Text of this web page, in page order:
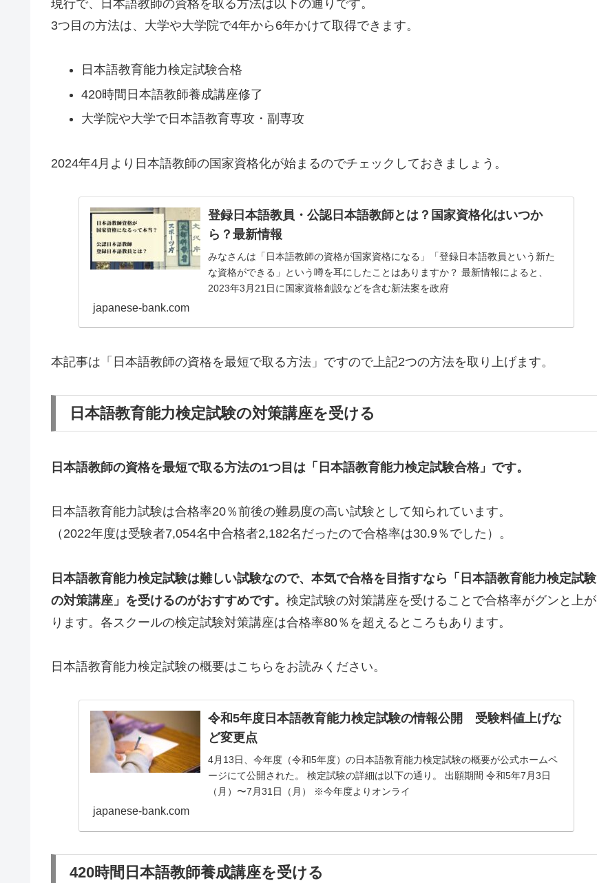
現行で、日本語教師の資格を取る方法は以下の通りです。
3つ目の方法は、大学や大学院で4年から6年かけて取得できます。
日本語教育能力検定試験合格
420時間日本語教師養成講座修了
大学院や大学で日本語教育専攻・副専攻
2024年4月より日本語教師の国家資格化が始まるのでチェックしておきましょう。
登録日本語教員・公認日本語教師とは？国家資格化はいつか
ら？最新情報
みなさんは「日本語教師の資格が国家資格になる」「登録日本語教員という新た
な資格ができる」という噂を耳にしたことはありますか？ 最新情報によると、
2023年3月21日に国家資格創設などを含む新法案を政府
japanese-bank.com
本記事は「日本語教師の資格を最短で取る方法」ですので上記2つの方法を取り上げます。
日本語教育能力検定試験の対策講座を受ける
日本語教師の資格を最短で取る方法の1つ目は「日本語教育能力検定試験合格」です。
日本語教育能力試験は合格率20％前後の難易度の高い試験として知られています。
（2022年度は受験者7,054名中合格者2,182名だったので合格率は30.9％でした）。
日本語教育能力検定試験は難しい試験なので、本気で合格を目指すなら「日本語教育能力検定試験
の対策講座」を受けるのがおすすめです。 検定試験の対策講座を受けることで合格率がグンと上が
ります。各スクールの検定試験対策講座は合格率80％を超えるところもあります。
日本語教育能力検定試験の概要はこちらをお読みください。
令和5年度日本語教育能力検定試験の情報公開 受験料値上げな
ど変更点
4月13日、今年度（令和5年度）の日本語教育能力検定試験の概要が公式ホームペ
ージにて公開された。 検定試験の詳細は以下の通り。 出願期間 令和5年7月3日
（月）〜7月31日（月） ※今年度よりオンライ
japanese-bank.com
420時間日本語教師養成講座を受ける